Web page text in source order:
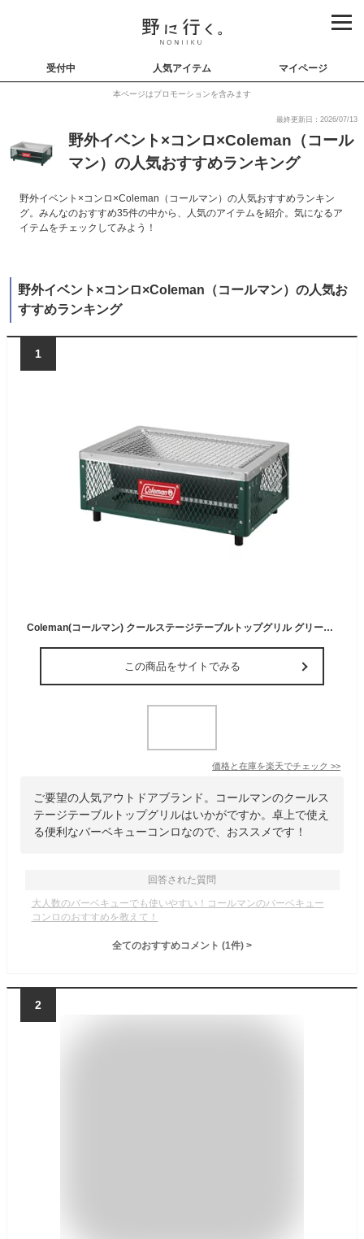
受付中 人気アイテム マイページ
本ページはプロモーションを含みます
最終更新日：2026/07/13
野外イベント×コンロ×Coleman（コール
マン）の人気おすすめランキング
野外イベント×コンロ×Coleman（コールマン）の人気おすすめランキン
グ。みんなのおすすめ35件の中から、人気のアイテムを紹介。気になるア
イテムをチェックしてみよう！
野外イベント×コンロ×Coleman（コールマン）の人気お
すすめランキング
1
Coleman(コールマン) クールステージテーブルトップグリル グリーン 1709368
この商品をサイトでみる
価格と在庫を楽天でチェック >>
ご要望の人気アウトドアブランド。コールマンのクールス
テージテーブルトップグリルはいかがですか。卓上で使え
る便利なバーベキューコンロなので、おススメです！
回答された質問
大人数のバーベキューでも使いやすい！コールマンのバーベキュー
コンロのおすすめを教えて！
全てのおすすめコメント (1件) >
2